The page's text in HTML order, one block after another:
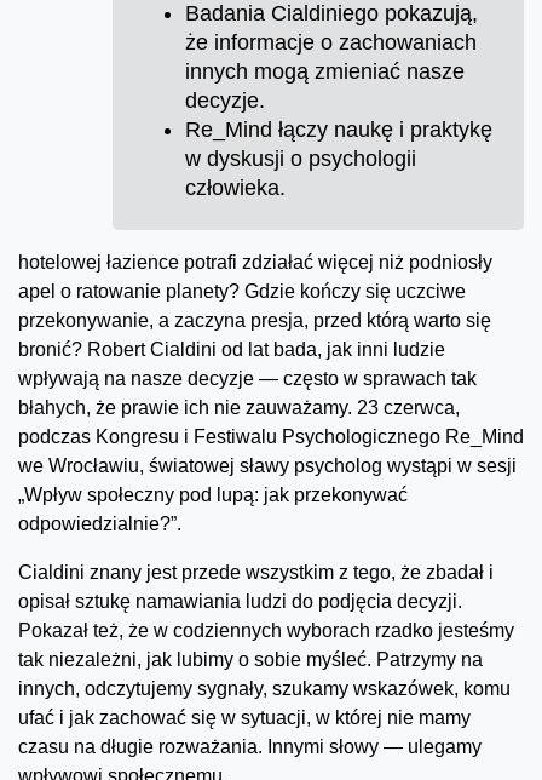
Badania Cialdiniego pokazują,
że informacje o zachowaniach
innych mogą zmieniać nasze
decyzje.
Re_Mind łączy naukę i praktykę
w dyskusji o psychologii
człowieka.
hotelowej łazience potrafi zdziałać więcej niż podniosły
apel o ratowanie planety? Gdzie kończy się uczciwe
przekonywanie, a zaczyna presja, przed którą warto się
bronić? Robert Cialdini od lat bada, jak inni ludzie
wpływają na nasze decyzje — często w sprawach tak
błahych, że prawie ich nie zauważamy. 23 czerwca,
podczas Kongresu i Festiwalu Psychologicznego Re_Mind
we Wrocławiu, światowej sławy psycholog wystąpi w sesji
„Wpływ społeczny pod lupą: jak przekonywać
odpowiedzialnie?”.
Cialdini znany jest przede wszystkim z tego, że zbadał i
opisał sztukę namawiania ludzi do podjęcia decyzji.
Pokazał też, że w codziennych wyborach rzadko jesteśmy
tak niezależni, jak lubimy o sobie myśleć. Patrzymy na
innych, odczytujemy sygnały, szukamy wskazówek, komu
ufać i jak zachować się w sytuacji, w której nie mamy
czasu na długie rozważania. Innymi słowy — ulegamy
wpływowi społecznemu.